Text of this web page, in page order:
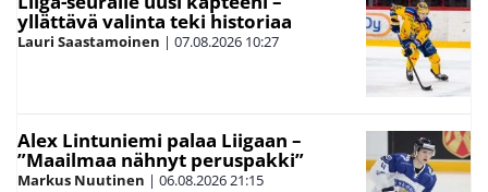
yllättävä valinta teki historiaa
Lauri Saastamoinen | 07.08.2026 10:27
Alex Lintuniemi palaa Liigaan –
”Maailmaa nähnyt peruspakki”
Markus Nuutinen | 06.08.202621:15